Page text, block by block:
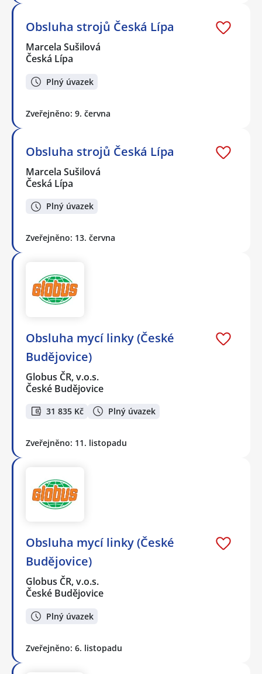
Obsluha strojů Česká Lípa
Marcela Sušilová
Česká Lípa
Plný úvazek
Zveřejněno: 9. června
Obsluha strojů Česká Lípa
Marcela Sušilová
Česká Lípa
Plný úvazek
Zveřejněno: 13. června
Obsluha mycí linky (České
Budějovice)
Globus ČR, v.o.s.
České Budějovice
31 835 Kč Plný úvazek
Zveřejněno: 11. listopadu
Obsluha mycí linky (České
Budějovice)
Globus ČR, v.o.s.
České Budějovice
Plný úvazek
Zveřejněno: 6. listopadu